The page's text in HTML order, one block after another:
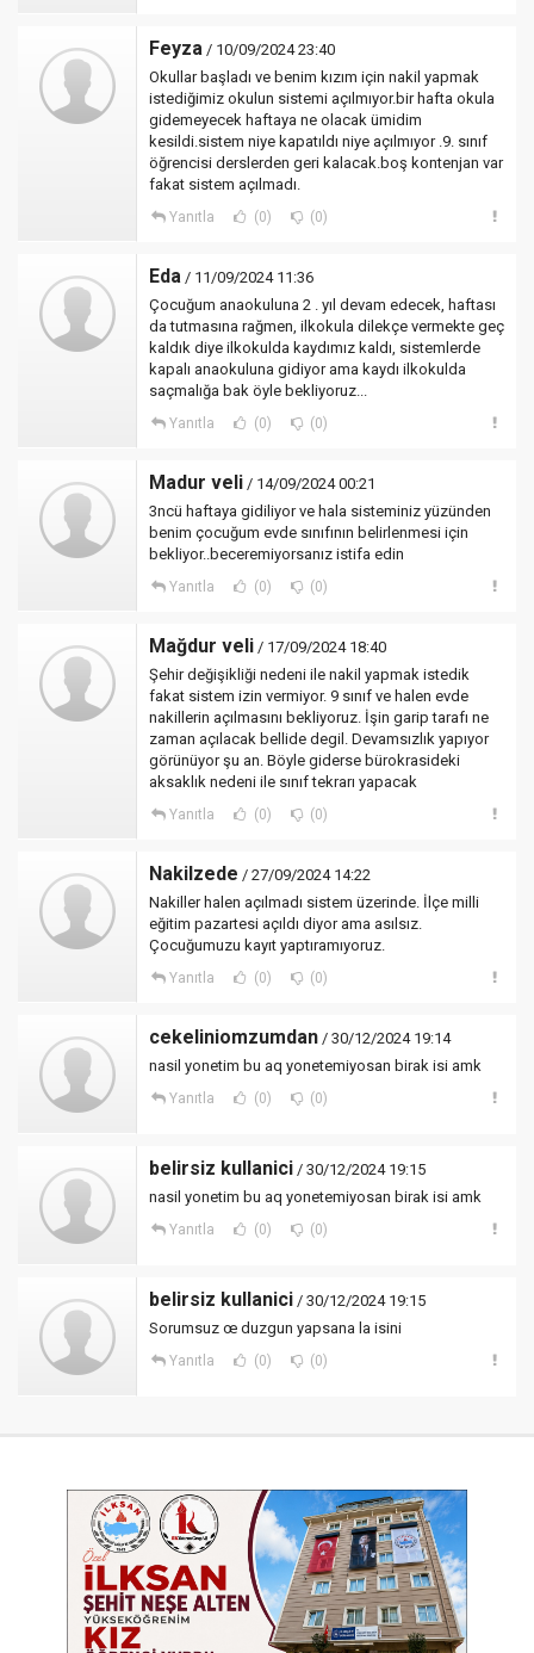
Feyza / 10/09/2024 23:40
Okullar başladı ve benim kızım için nakil yapmak
istediğimiz okulun sistemi açılmıyor.bir hafta okula
gidemeyecek haftaya ne olacak ümidim
kesildi.sistem niye kapatıldı niye açılmıyor .9. sınıf
öğrencisi derslerden geri kalacak.boş kontenjan var
fakat sistem açılmadı.
Yanıtla (0) (0)
Eda / 11/09/2024 11:36
Çocuğum anaokuluna 2 . yıl devam edecek, haftası
da tutmasına rağmen, ilkokula dilekçe vermekte geç
kaldık diye ilkokulda kaydımız kaldı, sistemlerde
kapalı anaokuluna gidiyor ama kaydı ilkokulda
saçmalığa bak öyle bekliyoruz...
Yanıtla (0) (0)
Madur veli / 14/09/2024 00:21
3ncü haftaya gidiliyor ve hala sisteminiz yüzünden
benim çocuğum evde sınıfının belirlenmesi için
bekliyor..beceremiyorsanız istifa edin
Yanıtla (0) (0)
Mağdur veli / 17/09/2024 18:40
Şehir değişikliği nedeni ile nakil yapmak istedik
fakat sistem izin vermiyor. 9 sınıf ve halen evde
nakillerin açılmasını bekliyoruz. İşin garip tarafı ne
zaman açılacak bellide degil. Devamsızlık yapıyor
görünüyor şu an. Böyle giderse bürokrasideki
aksaklık nedeni ile sınıf tekrarı yapacak
Yanıtla (0) (0)
Nakilzede / 27/09/2024 14:22
Nakiller halen açılmadı sistem üzerinde. İlçe milli
eğitim pazartesi açıldı diyor ama asılsız.
Çocuğumuzu kayıt yaptıramıyoruz.
Yanıtla (0) (0)
cekeliniomzumdan / 30/12/2024 19:14
nasil yonetim bu aq yonetemiyosan birak isi amk
Yanıtla (0) (0)
belirsiz kullanici / 30/12/2024 19:15
nasil yonetim bu aq yonetemiyosan birak isi amk
Yanıtla (0) (0)
belirsiz kullanici / 30/12/2024 19:15
Sorumsuz œ duzgun yapsana la isini
Yanıtla (0) (0)